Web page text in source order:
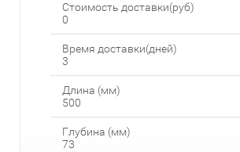
Стоимость доставки(руб)
0
Время доставки(дней)
3
Длина (мм)
500
Глубина (мм)
73